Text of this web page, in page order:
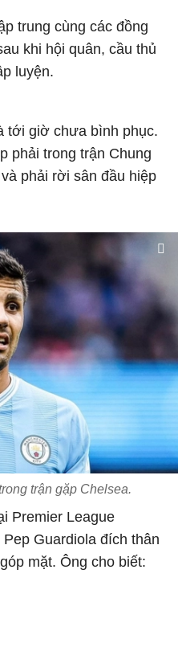
trung cùng các đồng
khi hội quân, cầu thủ
luyện.
tới giờ chưa bình phục.
phải trong trận Chung
phải rời sân đầu hiệp
trận gặp Chelsea.
Premier League
Guardiola đích thân
mặt. Ông cho biết: